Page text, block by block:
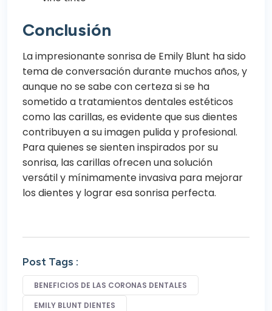
Conclusión
La impresionante sonrisa de Emily Blunt ha sido
tema de conversación durante muchos años, y
aunque no se sabe con certeza si se ha
sometido a tratamientos dentales estéticos
como las carillas, es evidente que sus dientes
contribuyen a su imagen pulida y profesional.
Para quienes se sienten inspirados por su
sonrisa, las carillas ofrecen una solución
versátil y mínimamente invasiva para mejorar
los dientes y lograr esa sonrisa perfecta.
Post Tags :
BENEFICIOS DE LAS CORONAS DENTALES
EMILY BLUNT DIENTES